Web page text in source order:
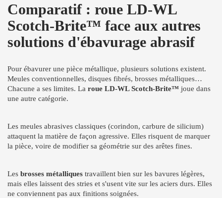
Comparatif : roue LD-WL
Scotch-Brite™ face aux autres
solutions d'ébavurage abrasif
Pour ébavurer une pièce métallique, plusieurs solutions existent.
Meules conventionnelles, disques fibrés, brosses métalliques…
Chacune a ses limites. La roue LD-WL Scotch-Brite™ joue dans
une autre catégorie.
Les meules abrasives classiques (corindon, carbure de silicium)
attaquent la matière de façon agressive. Elles risquent de marquer
la pièce, voire de modifier sa géométrie sur des arêtes fines.
Les brosses métalliques travaillent bien sur les bavures légères,
mais elles laissent des stries et s'usent vite sur les aciers durs. Elles
ne conviennent pas aux finitions soignées.